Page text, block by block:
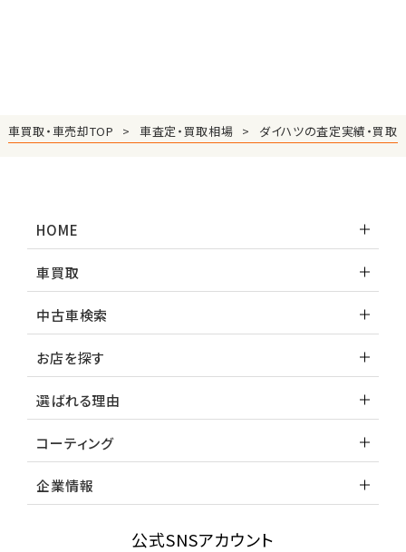
車買取・車売却TOP 車査定・買取相場 ダイハツの査定実績・買取
HOME
車買取
中古車検索
お店を探す
選ばれる理由
コーティング
企業情報
公式SNSアカウント